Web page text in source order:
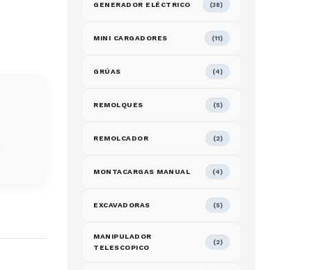
GENERADOR ELÉCTRICO (38)
MINI CARGADORES (11)
GRÚAS (4)
REMOLQUES (5)
REMOLCADOR (2)
MONTACARGAS MANUAL (4)
EXCAVADORAS (5)
MANIPULADOR
TELESCOPICO
(2)